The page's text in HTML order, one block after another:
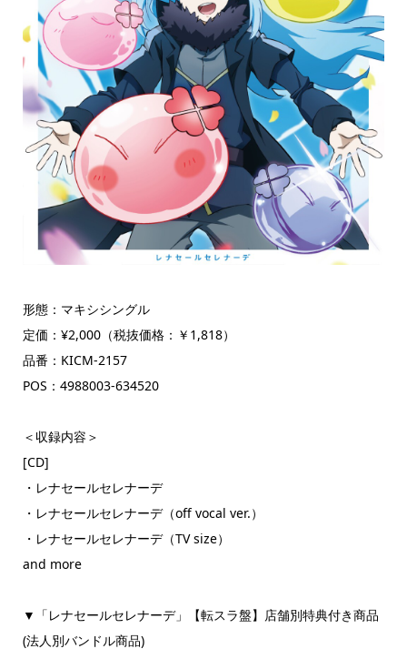
形態：マキシシングル
定価：¥2,000（税抜価格：￥1,818）
品番：KICM-2157
POS：4988003-634520
＜収録内容＞
[CD]
・レナセールセレナーデ
・レナセールセレナーデ（off vocal ver.）
・レナセールセレナーデ（TV size）
and more
▼「レナセールセレナーデ」【転スラ盤】店舗別特典付き商品
(法人別バンドル商品)